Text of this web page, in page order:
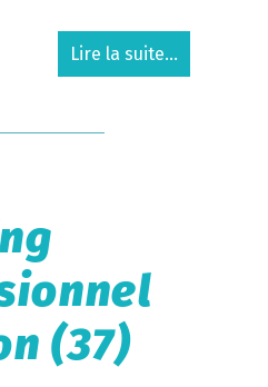
Lire la suite...
(37)